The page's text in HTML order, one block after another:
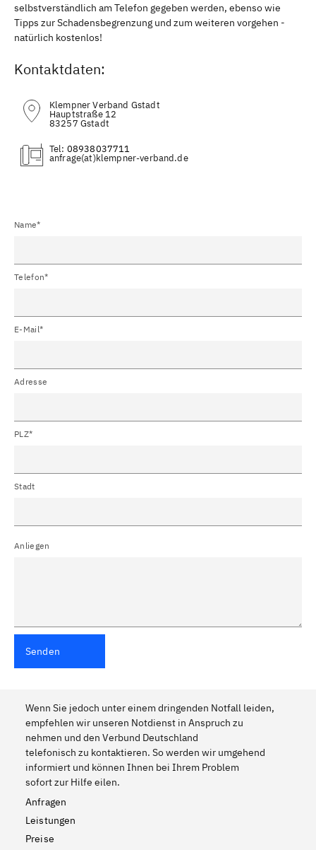
selbstverständlich am Telefon gegeben werden, ebenso wie
Tipps zur Schadensbegrenzung und zum weiteren vorgehen -
natürlich kostenlos!
Kontaktdaten:
Klempner Verband Gstadt
Hauptstraße 12
83257 Gstadt
Tel: 08938037711
(at)
Name*
Telefon*
E-Mail*
Adresse
PLZ*
Stadt
Anliegen
Senden
Wenn Sie jedoch unter einem dringenden Notfall leiden,
empfehlen wir unseren Notdienst in Anspruch zu
nehmen und den Verbund Deutschland
telefonisch zu kontaktieren. So werden wir umgehend
informiert und können Ihnen bei Ihrem Problem
sofort zur Hilfe eilen.
Anfragen
Leistungen
Preise